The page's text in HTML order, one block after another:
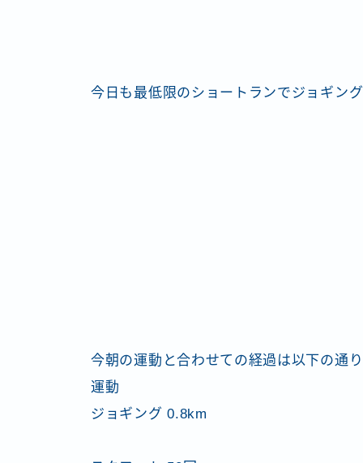
今日も最低限のショートランでジョギン
今朝の運動と合わせての経過は以下の通
運動
ジョギング 0.8km